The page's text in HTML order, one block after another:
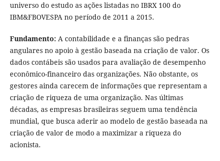
universo do estudo as ações listadas no IBRX 100 do
IBM&FBOVESPA no período de 2011 a 2015.
Fundamento: A contabilidade e a finanças são pedras
angulares no apoio à gestão baseada na criação de valor. Os
dados contábeis são usados para avaliação de desempenho
econômico-financeiro das organizações. Não obstante, os
gestores ainda carecem de informações que representam a
criação de riqueza de uma organização. Nas últimas
décadas, as empresas brasileiras seguem uma tendência
mundial, que busca aderir ao modelo de gestão baseada na
criação de valor de modo a maximizar a riqueza do
acionista.